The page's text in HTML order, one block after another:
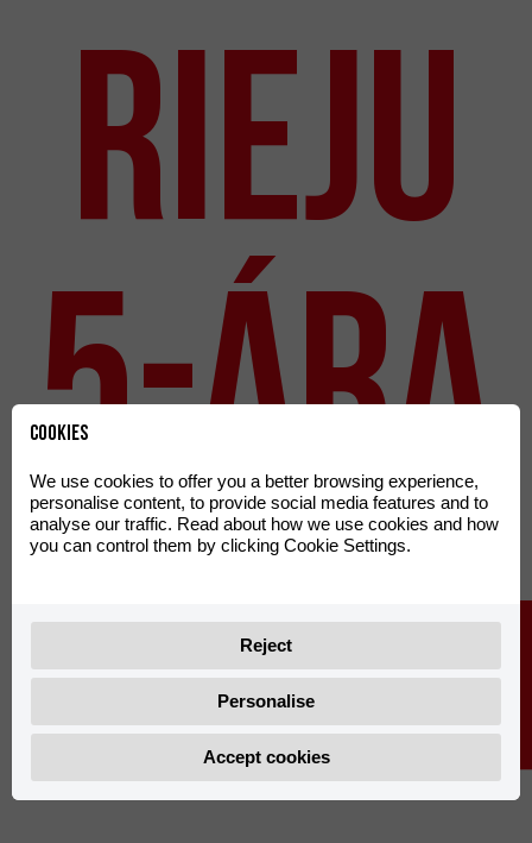
RIEJU
5-ÁRA
Cookies
We use cookies to offer you a better browsing experience,
personalise content, to provide social media features and to
analyse our traffic. Read about how we use cookies and how
you can control them by clicking Cookie Settings.
Reject
Personalise
Accept cookies